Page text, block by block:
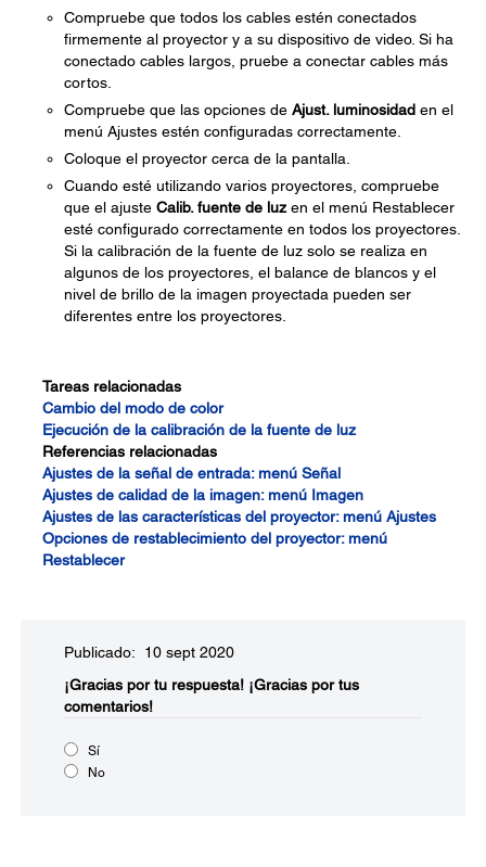
Compruebe que todos los cables estén conectados
firmemente al proyector y a su dispositivo de video. Si ha
conectado cables largos, pruebe a conectar cables más
cortos.
Compruebe que las opciones de Ajust. luminosidad en el
menú Ajustes estén configuradas correctamente.
Coloque el proyector cerca de la pantalla.
Cuando esté utilizando varios proyectores, compruebe
que el ajuste Calib. fuente de luz en el menú Restablecer
esté configurado correctamente en todos los proyectores.
Si la calibración de la fuente de luz solo se realiza en
algunos de los proyectores, el balance de blancos y el
nivel de brillo de la imagen proyectada pueden ser
diferentes entre los proyectores.
Tareas relacionadas
Cambio del modo de color
Ejecución de la calibración de la fuente de luz
Referencias relacionadas
Ajustes de la señal de entrada: menú Señal
Ajustes de calidad de la imagen: menú Imagen
Ajustes de las características del proyector: menú Ajustes
Opciones de restablecimiento del proyector: menú
Restablecer
Publicado: 10 sept 2020
¡Gracias por tu respuesta! ¡Gracias por tus
comentarios!
Sí
No